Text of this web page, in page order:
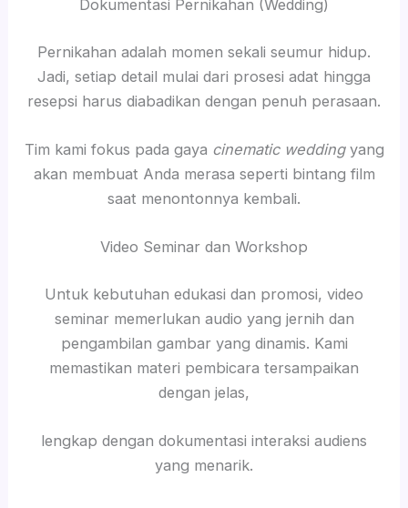
Dokumentasi Pernikahan (Wedding)
Pernikahan adalah momen sekali seumur hidup.
Jadi, setiap detail mulai dari prosesi adat hingga
resepsi harus diabadikan dengan penuh perasaan.
Tim kami fokus pada gaya cinematic weddingyang
akan membuat Anda merasa seperti bintang film
saat menontonnya kembali.
Video Seminar dan Workshop
Untuk kebutuhan edukasi dan promosi, video
seminar memerlukan audio yang jernih dan
pengambilan gambar yang dinamis. Kami
memastikan materi pembicara tersampaikan
dengan jelas,
lengkap dengan dokumentasi interaksi audiens
yang menarik.